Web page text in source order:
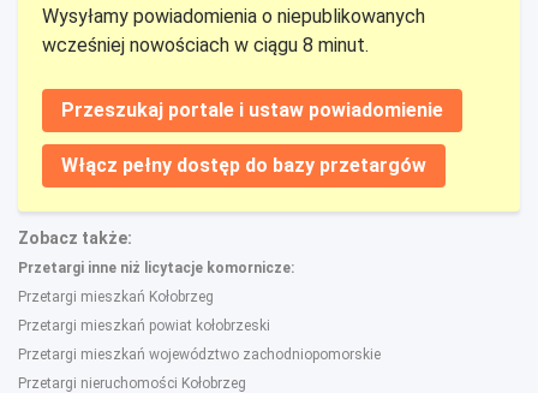
Wysyłamy powiadomienia o niepublikowanych
wcześniej nowościach w ciągu 8 minut.
Przeszukaj portale i ustaw powiadomienie
Włącz pełny dostęp do bazy przetargów
Zobacz także:
Przetargi inne niż licytacje komornicze:
Przetargi mieszkań Kołobrzeg
Przetargi mieszkań powiat kołobrzeski
Przetargi mieszkań województwo zachodniopomorskie
Przetargi nieruchomości Kołobrzeg